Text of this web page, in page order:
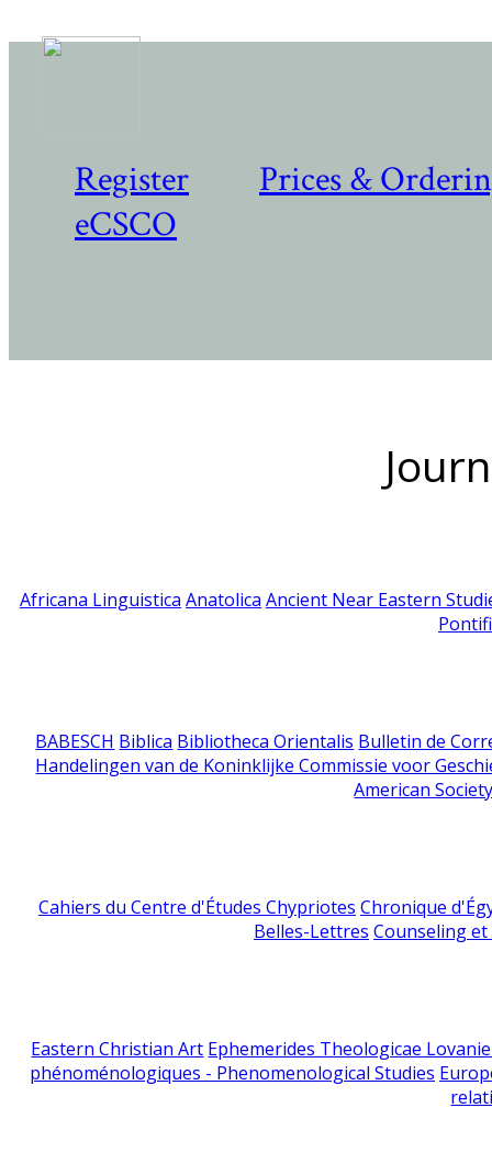
Register
Prices &
eCSCO
Africana Linguistica Anatolica Ancient Near Eastern
BABESCH Biblica Bibliotheca Orientalis Bulletin de
Handelingen van de Koninklijke Commissie voor
American
Cahiers du Centre d'Études Chypriotes Chronique
Belles-Lettres Counseling
Eastern Christian Art Ephemerides Theologicae
phénoménologiques - Phenomenological Studies